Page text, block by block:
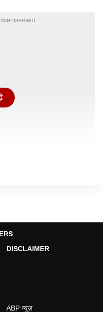
टंकी को सील कर दिया और
DISCLAIMER
ABP न्यूज़